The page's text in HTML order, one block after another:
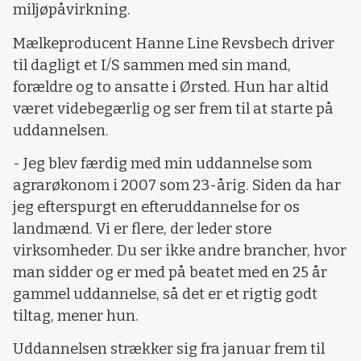
miljøpåvirkning.
Mælkeproducent Hanne Line Revsbech driver
til dagligt et I/S sammen med sin mand,
forældre og to ansatte i Ørsted. Hun har altid
været videbegærlig og ser frem til at starte på
uddannelsen.
- Jeg blev færdig med min uddannelse som
agrarøkonom i 2007 som 23-årig. Siden da har
jeg efterspurgt en efteruddannelse for os
landmænd. Vi er flere, der leder store
virksomheder. Du ser ikke andre brancher, hvor
man sidder og er med på beatet med en 25 år
gammel uddannelse, så det er et rigtig godt
tiltag, mener hun.
Uddannelsen strækker sig fra januar frem til